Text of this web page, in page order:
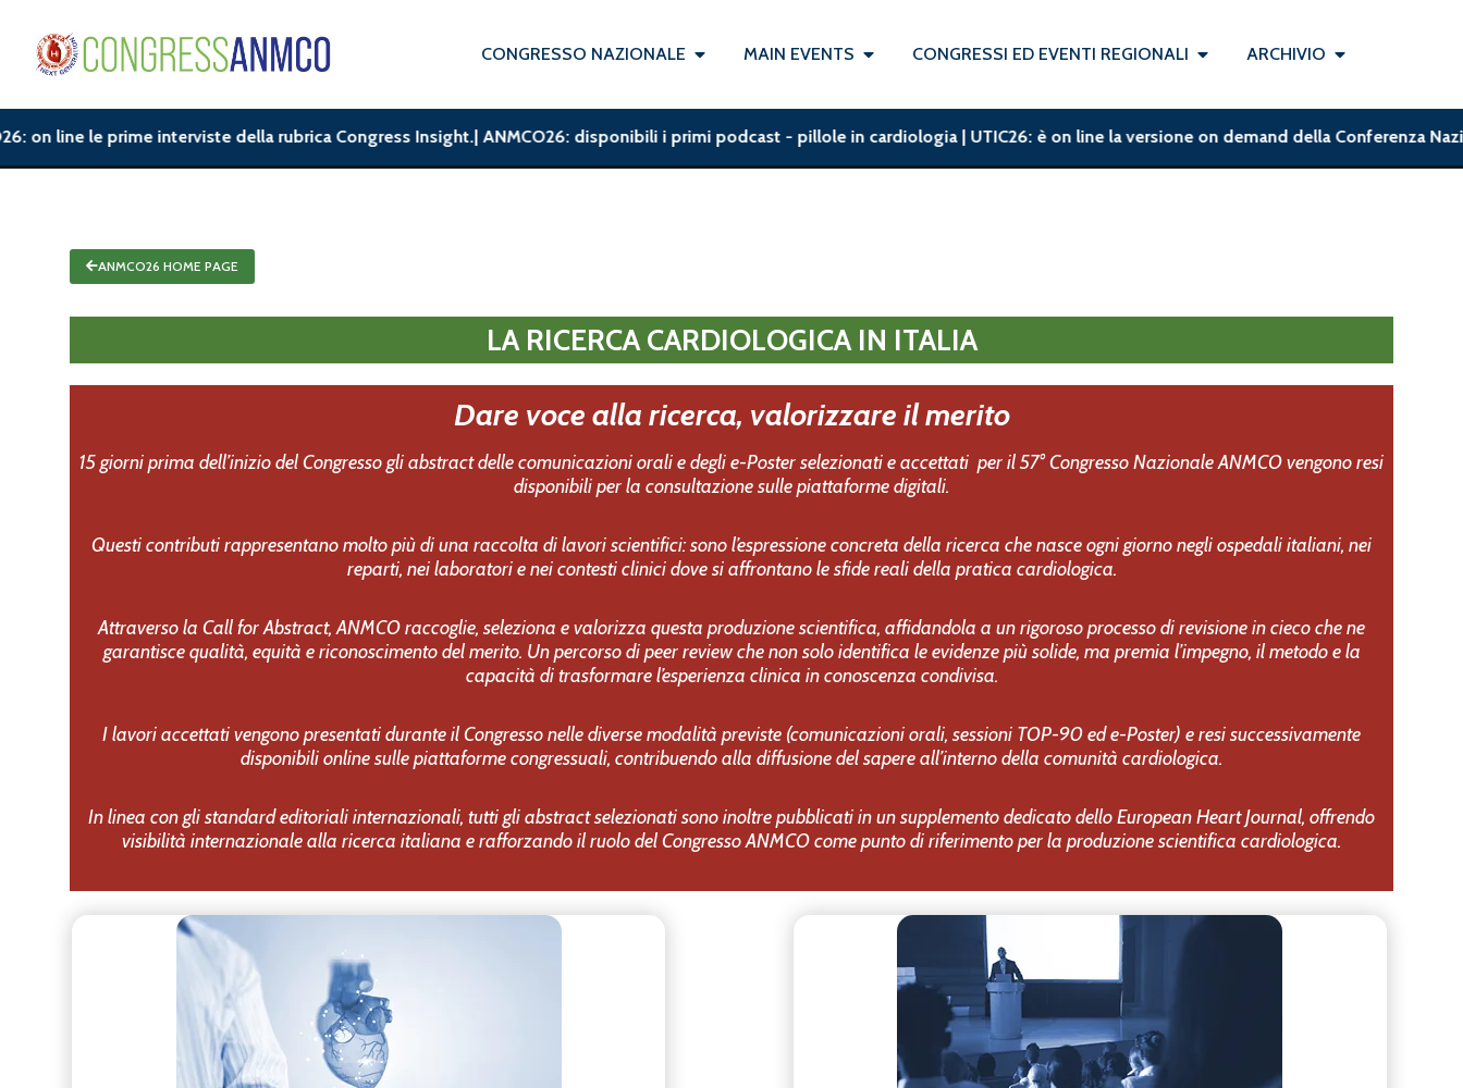
CONGRESSO NAZIONALE MAIN EVENTS CONGRESSI ED EVENTI REGIONALI ARCHIVIO
line le prime interviste della rubrica Congress Insight.| ANMCO26: disponibili i primi podcast - pillole in cardiologia | UTIC26: è on line la versione on demand della Conferenza Nazionale
ANMCO26 HOME PAGE
LA RICERCA CARDIOLOGICA IN ITALIA
Dare voce alla ricerca, valorizzare il merito
15 giorni prima dell’inizio del Congresso gli abstract delle comunicazioni orali e degli e-Poster selezionati e accettati per il 57° Congresso Nazionale ANMCO vengono resi
disponibili per la consultazione sulle piattaforme digitali.
Questi contributi rappresentano molto più di una raccolta di lavori scientifici: sono l’espressione concreta della ricerca che nasce ogni giorno negli ospedali italiani, nei
reparti, nei laboratori e nei contesti clinici dove si affrontano le sfide reali della pratica cardiologica.
Attraverso la Call for Abstract, ANMCO raccoglie, seleziona e valorizza questa produzione scientifica, affidandola a un rigoroso processo di revisione in cieco che ne
garantisce qualità, equità e riconoscimento del merito. Un percorso di peer review che non solo identifica le evidenze più solide, ma premia l’impegno, il metodo e la
capacità di trasformare l’esperienza clinica in conoscenza condivisa.
I lavori accettati vengono presentati durante il Congresso nelle diverse modalità previste (comunicazioni orali, sessioni TOP-90 ed e-Poster) e resi successivamente
disponibili online sulle piattaforme congressuali, contribuendo alla diffusione del sapere all’interno della comunità cardiologica.
In linea con gli standard editoriali internazionali, tutti gli abstract selezionati sono inoltre pubblicati in un supplemento dedicato delloEuropean Heart Journal, offrendo
visibilità internazionale alla ricerca italiana e rafforzando il ruolo del Congresso ANMCO come punto di riferimento per la produzione scientifica cardiologica.